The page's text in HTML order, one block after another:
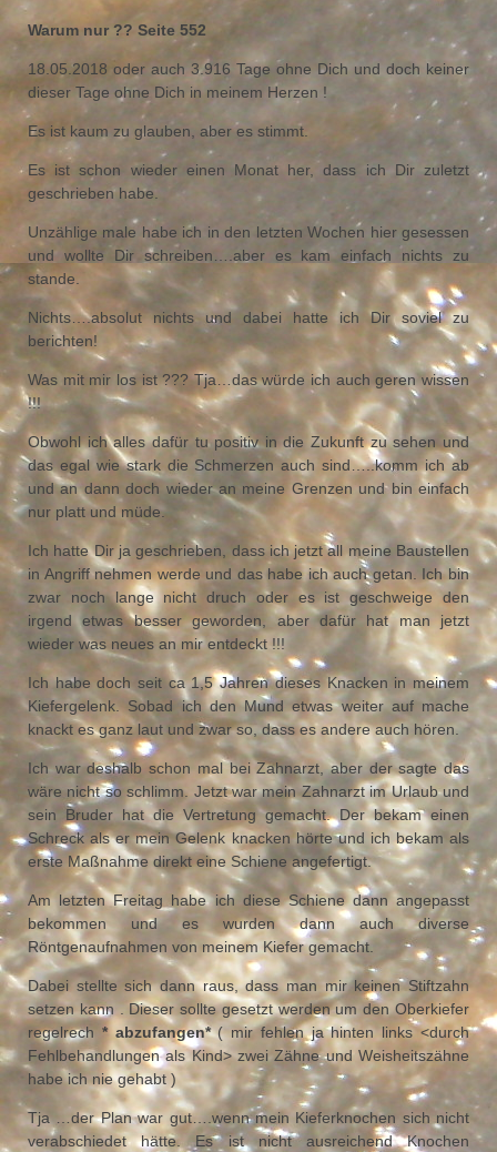
Warum nur ?? Seite 552
18.05.2018 oder auch 3.916 Tage ohne Dich und doch keiner
dieser Tage ohne Dich in meinem Herzen !
Es ist kaum zu glauben, aber es stimmt.
Es ist schon wieder einen Monat her, dass ich Dir zuletzt
geschrieben habe.
Unzählige male habe ich in den letzten Wochen hier gesessen
und wollte Dir schreiben….aber es kam einfach nichts zu
stande.
Nichts….absolut nichts und dabei hatte ich Dir soviel zu
berichten!
Was mit mir los ist ??? Tja…das würde ich auch geren wissen
!!!
Obwohl ich alles dafür tu positiv in die Zukunft zu sehen und
das egal wie stark die Schmerzen auch sind…..komm ich ab
und an dann doch wieder an meine Grenzen und bin einfach
nur platt und müde.
Ich hatte Dir ja geschrieben, dass ich jetzt all meine Baustellen
in Angriff nehmen werde und das habe ich auch getan. Ich bin
zwar noch lange nicht druch oder es ist geschweige den
irgend etwas besser geworden, aber dafür hat man jetzt
wieder was neues an mir entdeckt !!!
Ich habe doch seit ca 1,5 Jahren dieses Knacken in meinem
Kiefergelenk. Sobad ich den Mund etwas weiter auf mache
knackt es ganz laut und zwar so, dass es andere auch hören.
Ich war deshalb schon mal bei Zahnarzt, aber der sagte das
wäre nicht so schlimm. Jetzt war mein Zahnarzt im Urlaub und
sein Bruder hat die Vertretung gemacht. Der bekam einen
Schreck als er mein Gelenk knacken hörte und ich bekam als
erste Maßnahme direkt eine Schiene angefertigt.
Am letzten Freitag habe ich diese Schiene dann angepasst
bekommen und es wurden dann auch diverse
Röntgenaufnahmen von meinem Kiefer gemacht.
Dabei stellte sich dann raus, dass man mir keinen Stiftzahn
setzen kann . Dieser sollte gesetzt werden um den Oberkiefer
regelrech * abzufangen*( mir fehlen ja hinten links <durch
Fehlbehandlungen als Kind> zwei Zähne und Weisheitszähne
habe ich nie gehabt )
Tja …der Plan war gut….wenn mein Kieferknochen sich nicht
verabschiedet hätte. Es ist nicht ausreichend Knochen